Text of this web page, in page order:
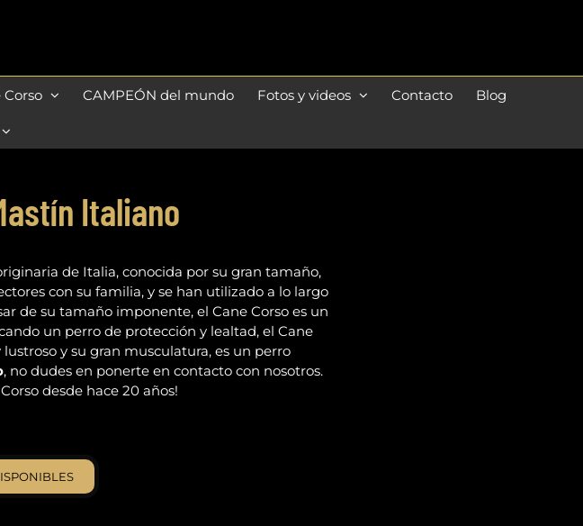
Corso CAMPEÓN del mundo Fotos y videos Contacto Blog
Italiano
de Italia, conocida por su gran tamaño,
con su familia, y se han utilizado a lo largo
de su tamaño imponente, el Cane Corso es un
un perro de protección y lealtad, el Cane
y su gran musculatura, es un perro
, no dudes en ponerte en contacto con nosotros.
desde hace 20 años!